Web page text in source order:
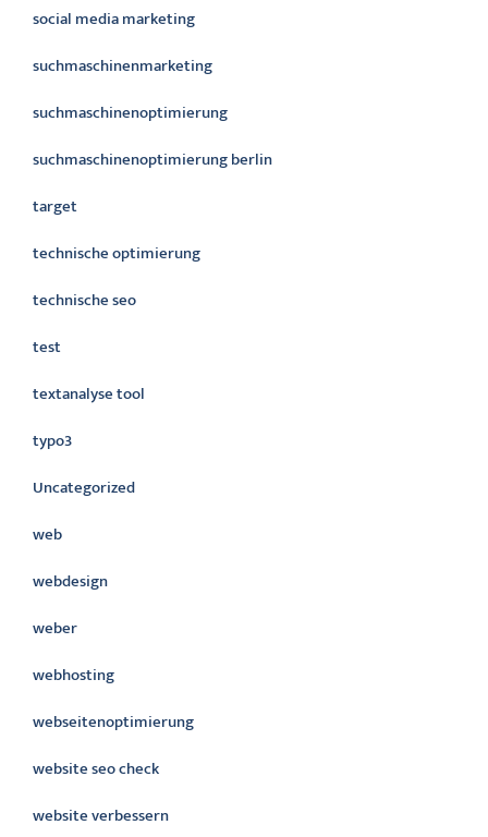
social media marketing
suchmaschinenmarketing
suchmaschinenoptimierung
suchmaschinenoptimierung berlin
target
technische optimierung
technische seo
test
textanalyse tool
typo3
Uncategorized
web
webdesign
weber
webhosting
webseitenoptimierung
website seo check
website verbessern